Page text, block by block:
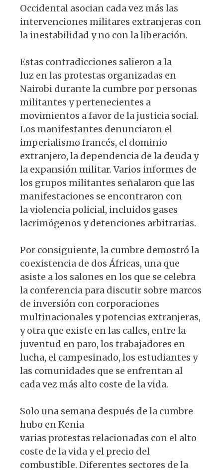
Occidental asocian cada vez más las
intervenciones militares extranjeras con
la inestabilidad y no con la liberación.
Estas contradicciones salieron a la
luz en las protestas organizadas en
Nairobi durante la cumbre por personas
militantes y pertenecientes a
movimientos a favor de la justicia social.
Los manifestantes denunciaron el
imperialismo francés, el dominio
extranjero, la dependencia de la deuda y
la expansión militar. Varios informes de
los grupos militantes señalaron que las
manifestaciones se encontraron con
la violencia policial, incluidos gases
lacrimógenos y detenciones arbitrarias.
Por consiguiente, la cumbre demostró la
coexistencia de dos Áfricas, una que
asiste a los salones en los que se celebra
la conferencia para discutir sobre marcos
de inversión con corporaciones
multinacionales y potencias extranjeras,
y otra que existe en las calles, entre la
juventud en paro, los trabajadores en
lucha, el campesinado, los estudiantes y
las comunidades que se enfrentan al
cada vez más alto coste de la vida.
Solo una semana después de la cumbre
hubo en Kenia
varias protestas relacionadas con el alto
coste de la vida y el precio del
combustible. Diferentes sectores de la